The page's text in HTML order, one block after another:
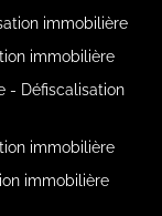
immobilière
immobilière
- Défiscalisation
immobilière
immobilière